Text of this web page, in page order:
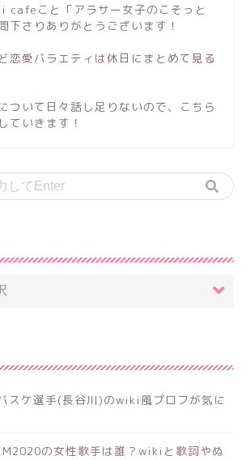
cafeこと「アラサー女子のこそっと
下さりありがとうございます！
恋愛バラエティは休日にまとめて見る
ついて日々話し足りないので、こちら
ていきます！
スケ選手(長谷川)のwiki風プロフが気に
の女性歌手は誰？wikiと歌詞やぬ